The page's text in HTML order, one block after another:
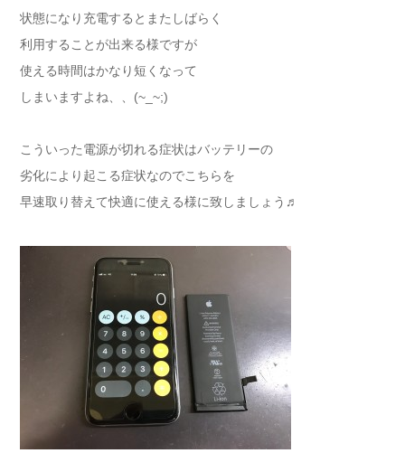
状態になり充電するとまたしばらく
利用することが出来る様ですが
使える時間はかなり短くなって
しまいますよね、、(~_~;)
こういった電源が切れる症状はバッテリーの
劣化により起こる症状なのでこちらを
早速取り替えて快適に使える様に致しましょう♬